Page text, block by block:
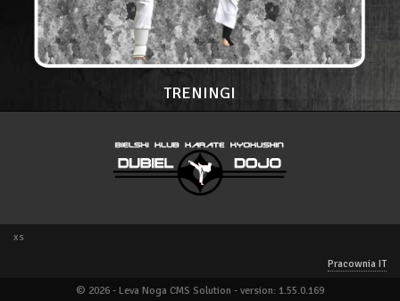
TRENINGI
xs
Pracownia IT
© 2026 - Leva Noga CMS Solution - version: 1.55.0.169